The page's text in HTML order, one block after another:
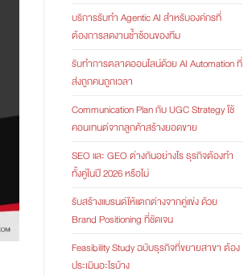
บริการรับทำ Agentic AI สำหรับองค์กรที่
ต้องการลดงานซ้ำซ้อนของทีม
รับทำการตลาดออนไลน์ด้วย AI Automation ที่
ส่งถูกคนถูกเวลา
Communication Plan กับ UGC Strategy ใช้
คอนเทนต์จากลูกค้าสร้างยอดขาย
SEO และ GEO ต่างกันอย่างไร ธุรกิจต้องทำ
ทั้งคู่ในปี 2026 หรือไม่
รับสร้างแบรนด์ให้แตกต่างจากคู่แข่ง ด้วย
Brand Positioning ที่ชัดเจน
Feasibility Study ฉบับธุรกิจที่ขยายสาขา ต้อง
ประเมินอะไรบ้าง